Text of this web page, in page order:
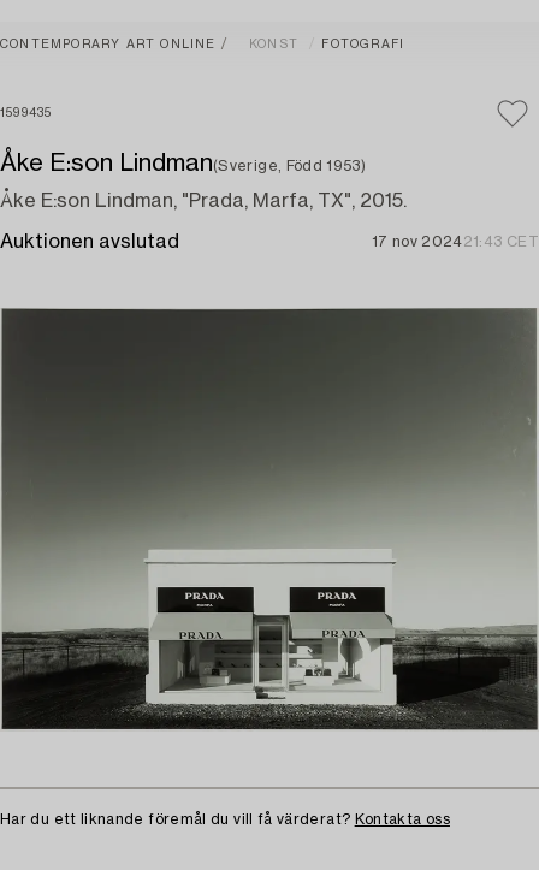
CONTEMPORARY ART ONLINE KONST FOTOGRAFI
1599435
Åke E:son Lindman(Sverige, Född 1953)
Åke E:son Lindman, "Prada, Marfa, TX", 2015.
Auktionen avslutad 17 nov 202421:43 CET
Har du ett liknande föremål du vill få värderat? Kontakta oss